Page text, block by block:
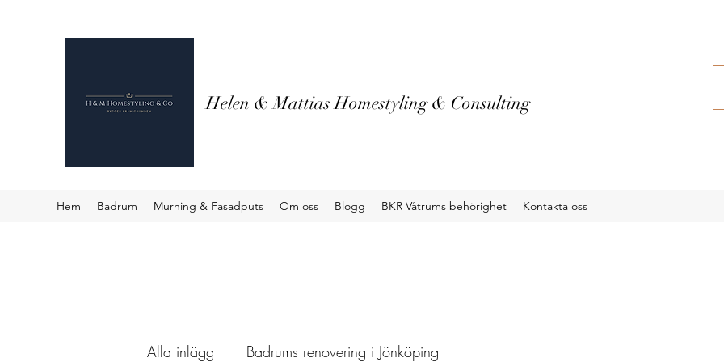
Helen & Mattias Homestyling & Consulting
Hem Badrum Murning & Fasadputs Om oss Blogg BKR Våtrums behörighet Kontakta oss
Alla inlägg Badrums renovering i Jönköping